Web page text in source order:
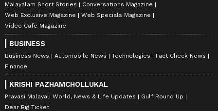
Malayalam Short Stories
Conversations Magazine
Web Exclusive Magazine
Web Specials Magazine
Video Cafe Magazine
BUSINESS
Business News Automobile News Technologies
Fact Check News
Finance
KRISHI PAZHAMCHOLLUKAL
Pravasi Malayali World, News & Life Updates
Gulf Round Up
Dear Big Ticket